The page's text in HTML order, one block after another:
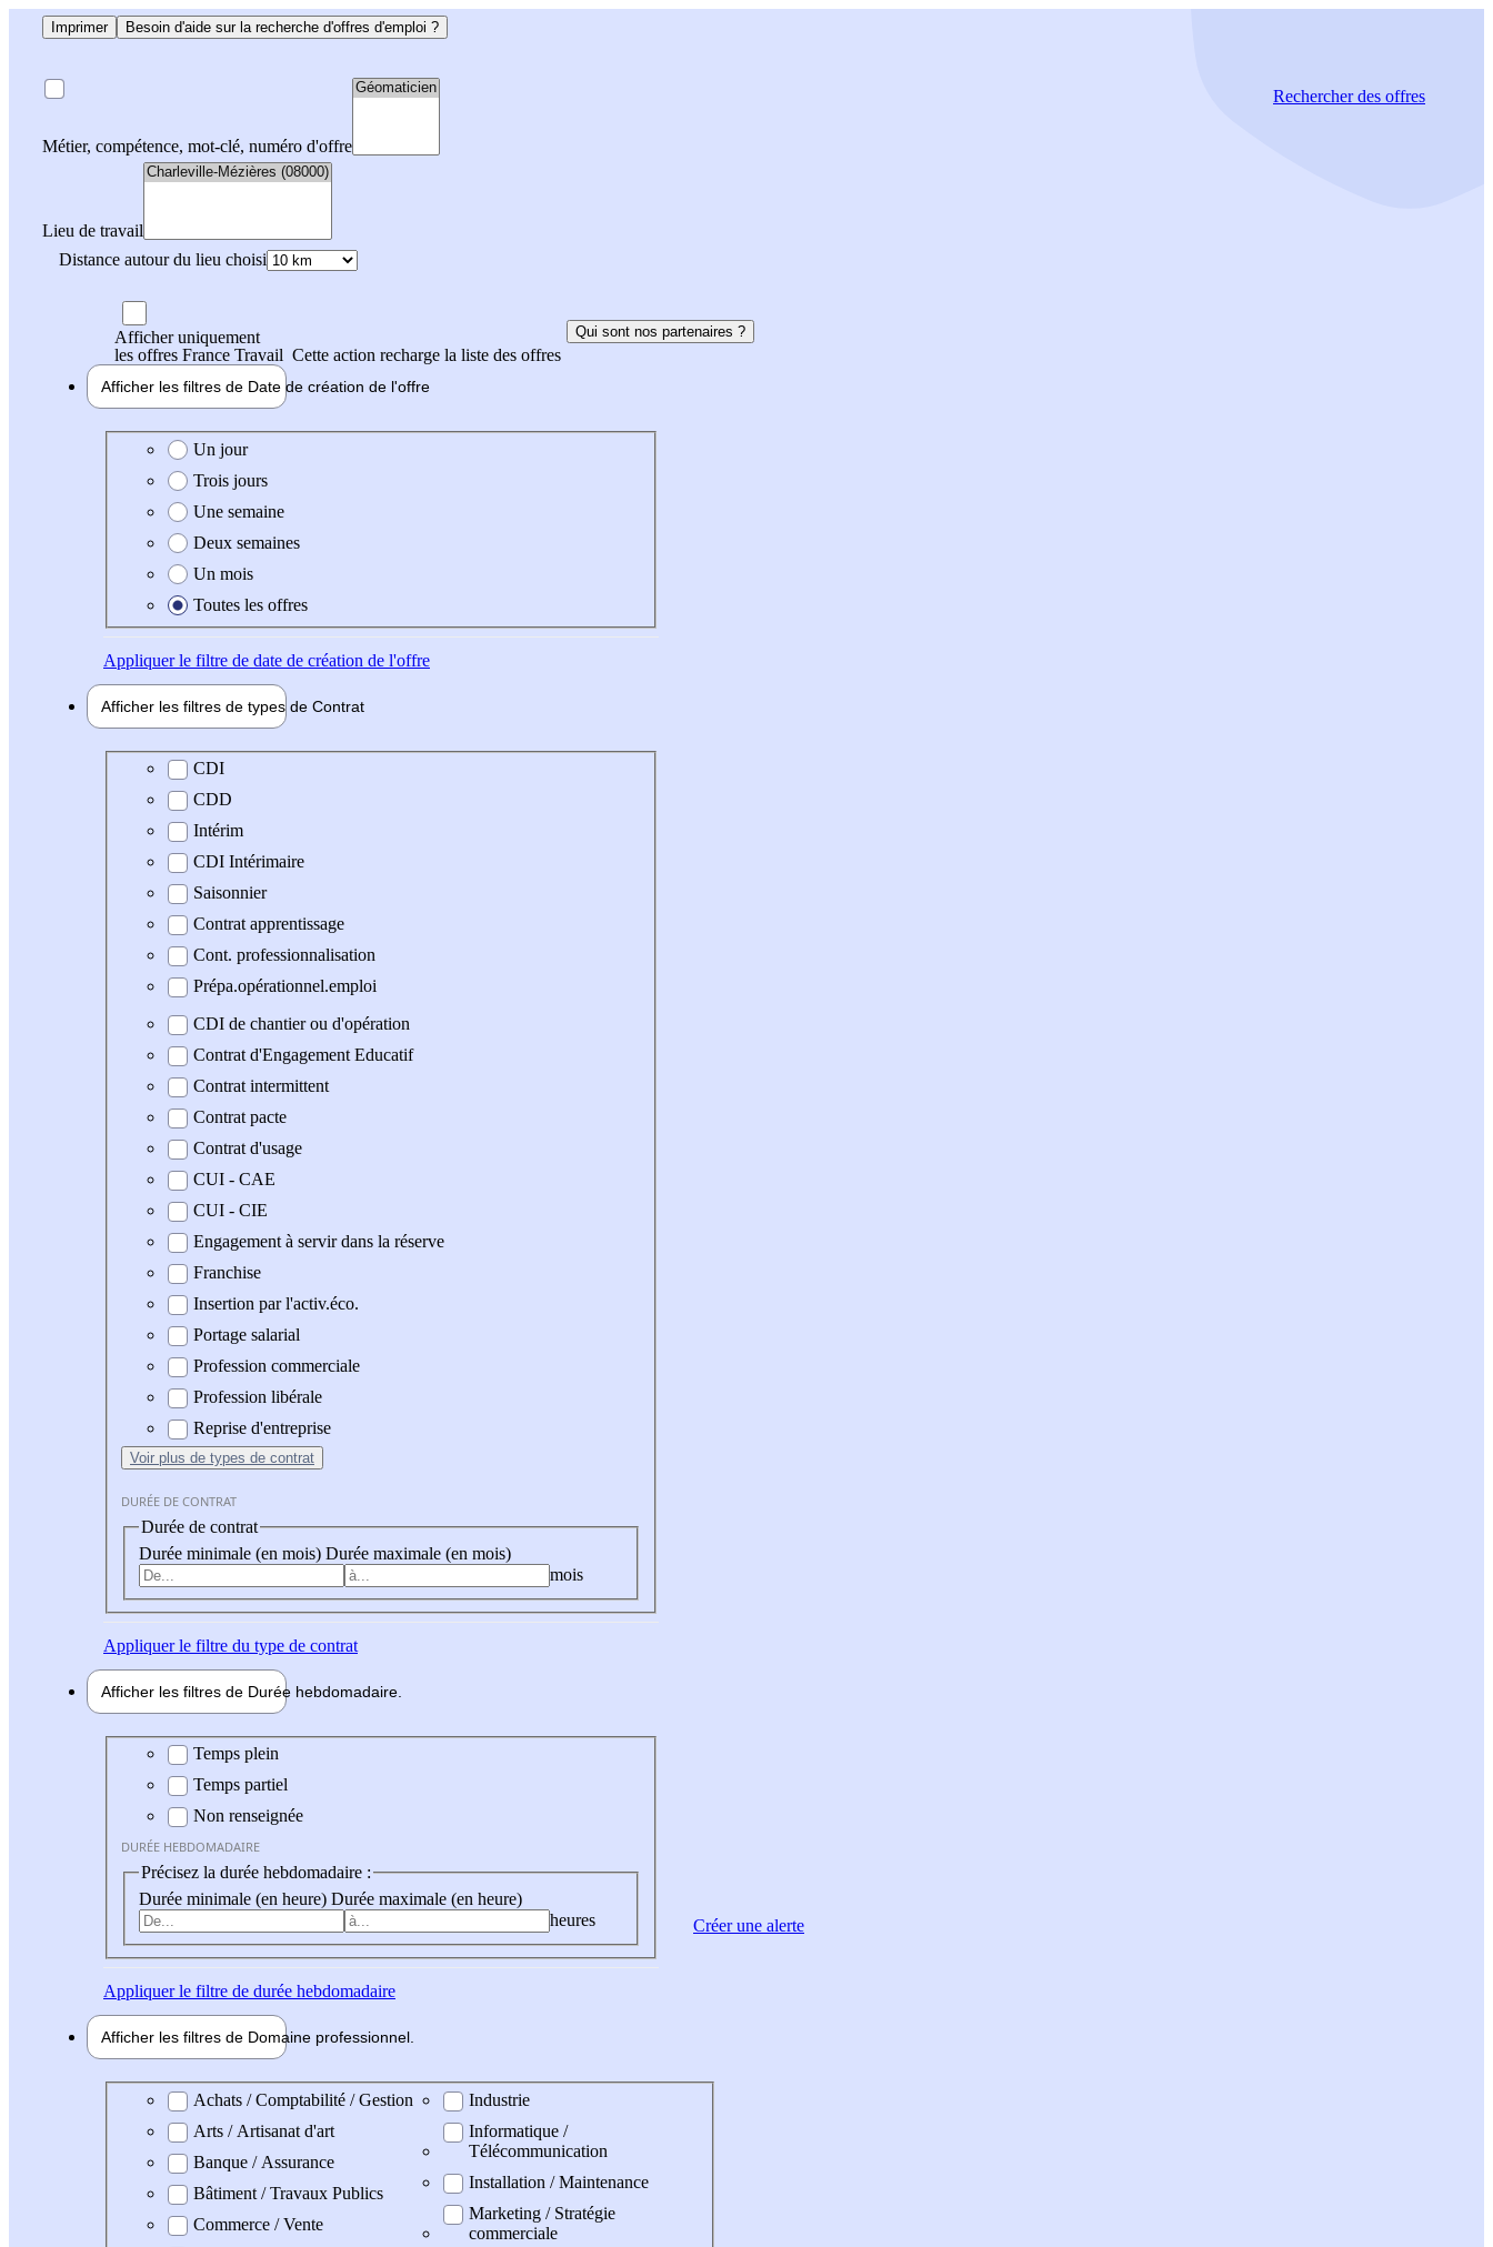
Imprimer Besoin d'aide sur la recherche d'offres d'emploi ?
Métier, compétence, mot-clé, numéro d'offre
Lieu de travail
Distance autour du lieu choisi
Rechercherdes offres
Afficher uniquement
les offres France Travail Cette action recharge la liste des offres
Qui sont nos partenaires ?
Afficher les filtres de Date de création de l'offre
Date de création de l'offre
Un jour
Trois jours
Une semaine
Deux semaines
Un mois
Toutes les offres
Appliquerle filtre de date de création de l'offre
Afficher les filtres de types de Contrat
Type de contrat
CDI
CDD
Intérim
CDI Intérimaire
Saisonnier
Contrat apprentissage
Cont. professionnalisation
Prépa.opérationnel.emploi
CDI de chantier ou d'opération
Contrat d'Engagement Educatif
Contrat intermittent
Contrat pacte
Contrat d'usage
CUI - CAE
CUI - CIE
Engagement à servir dans la réserve
Franchise
Insertion par l'activ.éco.
Portage salarial
Profession commerciale
Profession libérale
Reprise d'entreprise
Voir plus de types de contrat
DURÉE DE CONTRAT
Durée de contrat
Durée minimale (en mois) Durée maximale (en mois)
mois
Appliquerle filtre du type de contrat
Afficher les filtres de Durée hebdomadaire
Durée hebdomadaire
Temps plein
Temps partiel
Non renseignée
DURÉE HEBDOMADAIRE
Précisez la durée hebdomadaire :
Durée minimale (en heure) Durée maximale (en heure)
heures
Appliquerle filtre de durée hebdomadaire
Afficher les filtres de Domaine professionnel
Domaine professionel
Achats / Comptabilité / Gestion
Arts / Artisanat d'art
Banque / Assurance
Bâtiment / Travaux Publics
Commerce / Vente
Industrie
Informatique /
Télécommunication
Installation / Maintenance
Marketing / Stratégie
commerciale
Créer une alerte